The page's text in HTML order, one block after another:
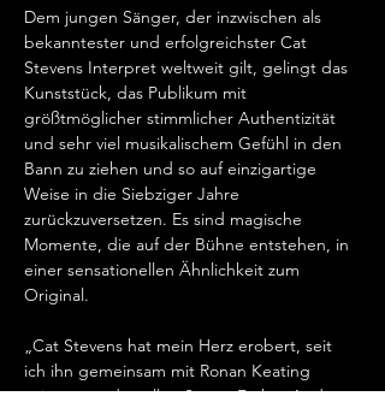
Dem jungen Sänger, der inzwischen als
bekanntester und erfolgreichster Cat
Stevens Interpret weltweit gilt, gelingt das
Kunststück, das Publikum mit
größtmöglicher stimmlicher Authentizität
und sehr viel musikalischem Gefühl in den
Bann zu ziehen und so auf einzigartige
Weise in die Siebziger Jahre
zurückzuversetzen. Es sind magische
Momente, die auf der Bühne entstehen, in
einer sensationellen Ähnlichkeit zum
Original.
„Cat Stevens hat mein Herz erobert, seit
ich ihn gemeinsam mit Ronan Keating
seinen wundervollen Song „Father And